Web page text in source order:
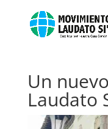
Un
Laudato